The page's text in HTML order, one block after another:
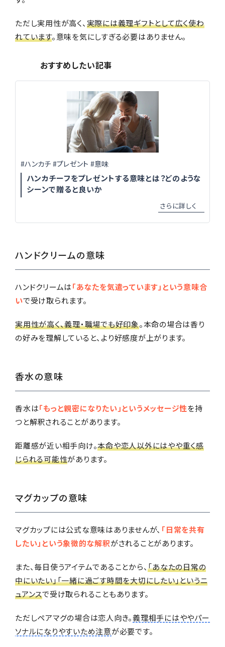
ただし実用性が高く、 実際には義理ギフトとして広く使わ
れています。意味を気にしすぎる必要はありません。
おすすめしたい記事
#ハンカチ #プレゼント #意味
ハンカチーフをプレゼントする意味とは？どのような
シーンで贈ると良いか
ハンドクリームの意味
ハンドクリームは「あなたを気遣っています」という意味合
いで受け取られます。
実用性が高く、義理・職場でも好印象。本命の場合は香り
の好みを理解していると、より好感度が上がります。
香水の意味
香水は「もっと親密になりたい」というメッセージ性を持
つと解釈されることがあります。
距離感が近い相手向け。本命や恋人以外にはやや重く感
じられる可能性があります。
マグカップの意味
マグカップには公式な意味はありませんが、 「日常を共有
したい」という象徴的な解釈がされることがあります。
また、毎日使うアイテムであることから、「あなたの日常の
中にいたい」「一緒に過ごす時間を大切にしたい」というニ
ュアンスで受け取られることもあります。
ただしペアマグの場合は恋人向き。義理相手にはややパー
ソナルになりやすいため注意が必要です。